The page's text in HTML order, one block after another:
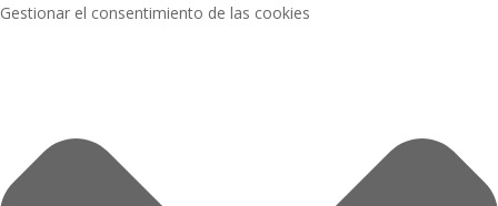
Gestionar el consentimiento de las cookies